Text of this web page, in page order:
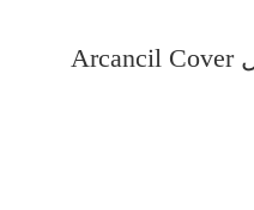
کرم پودر کاور مچ آرکانسیل Arcancil Cover